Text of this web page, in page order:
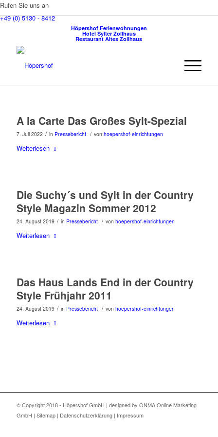
Rufen Sie uns an
+49 (0) 5130 - 8412
Höpershof Ferienwohnungen
Hotel Sylter Zollhaus
Restaurant Altes Zollhaus
A la Carte Das Großes Sylt-Spezial
7. Juli 2022 / in Pressebericht / von hoepershof-einrichtungen
Weiterlesen
Die Suchy´s und Sylt in der Country
Style Magazin Sommer 2012
24. August 2019 / in Pressebericht / von hoepershof-einrichtungen
Weiterlesen
Das Haus Lands End in der Country
Style Frühjahr 2011
24. August 2019 / in Pressebericht / von hoepershof-einrichtungen
Weiterlesen
© Copyright 2018 - Höpershof GmbH | designed by ONMA Online Marketing
GmbH | Sitemap | Datenschutzerklärung | Impressum